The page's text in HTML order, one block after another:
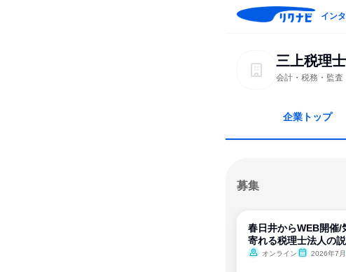
イン
三上税理
会計・税務・監査
企業トップ
募集
春日井からWEB開催/
寄れる税理士法人の
オンライン 2026年7月